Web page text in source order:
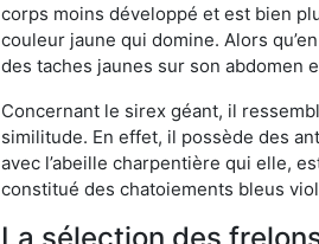
corps moins développé et est bien
couleur jaune qui domine. Alors
des taches jaunes sur son abdomen
Concernant le sirex géant, il
similitude. En effet, il possède des
avec l’abeille charpentière qui elle,
constitué des chatoiements bleus